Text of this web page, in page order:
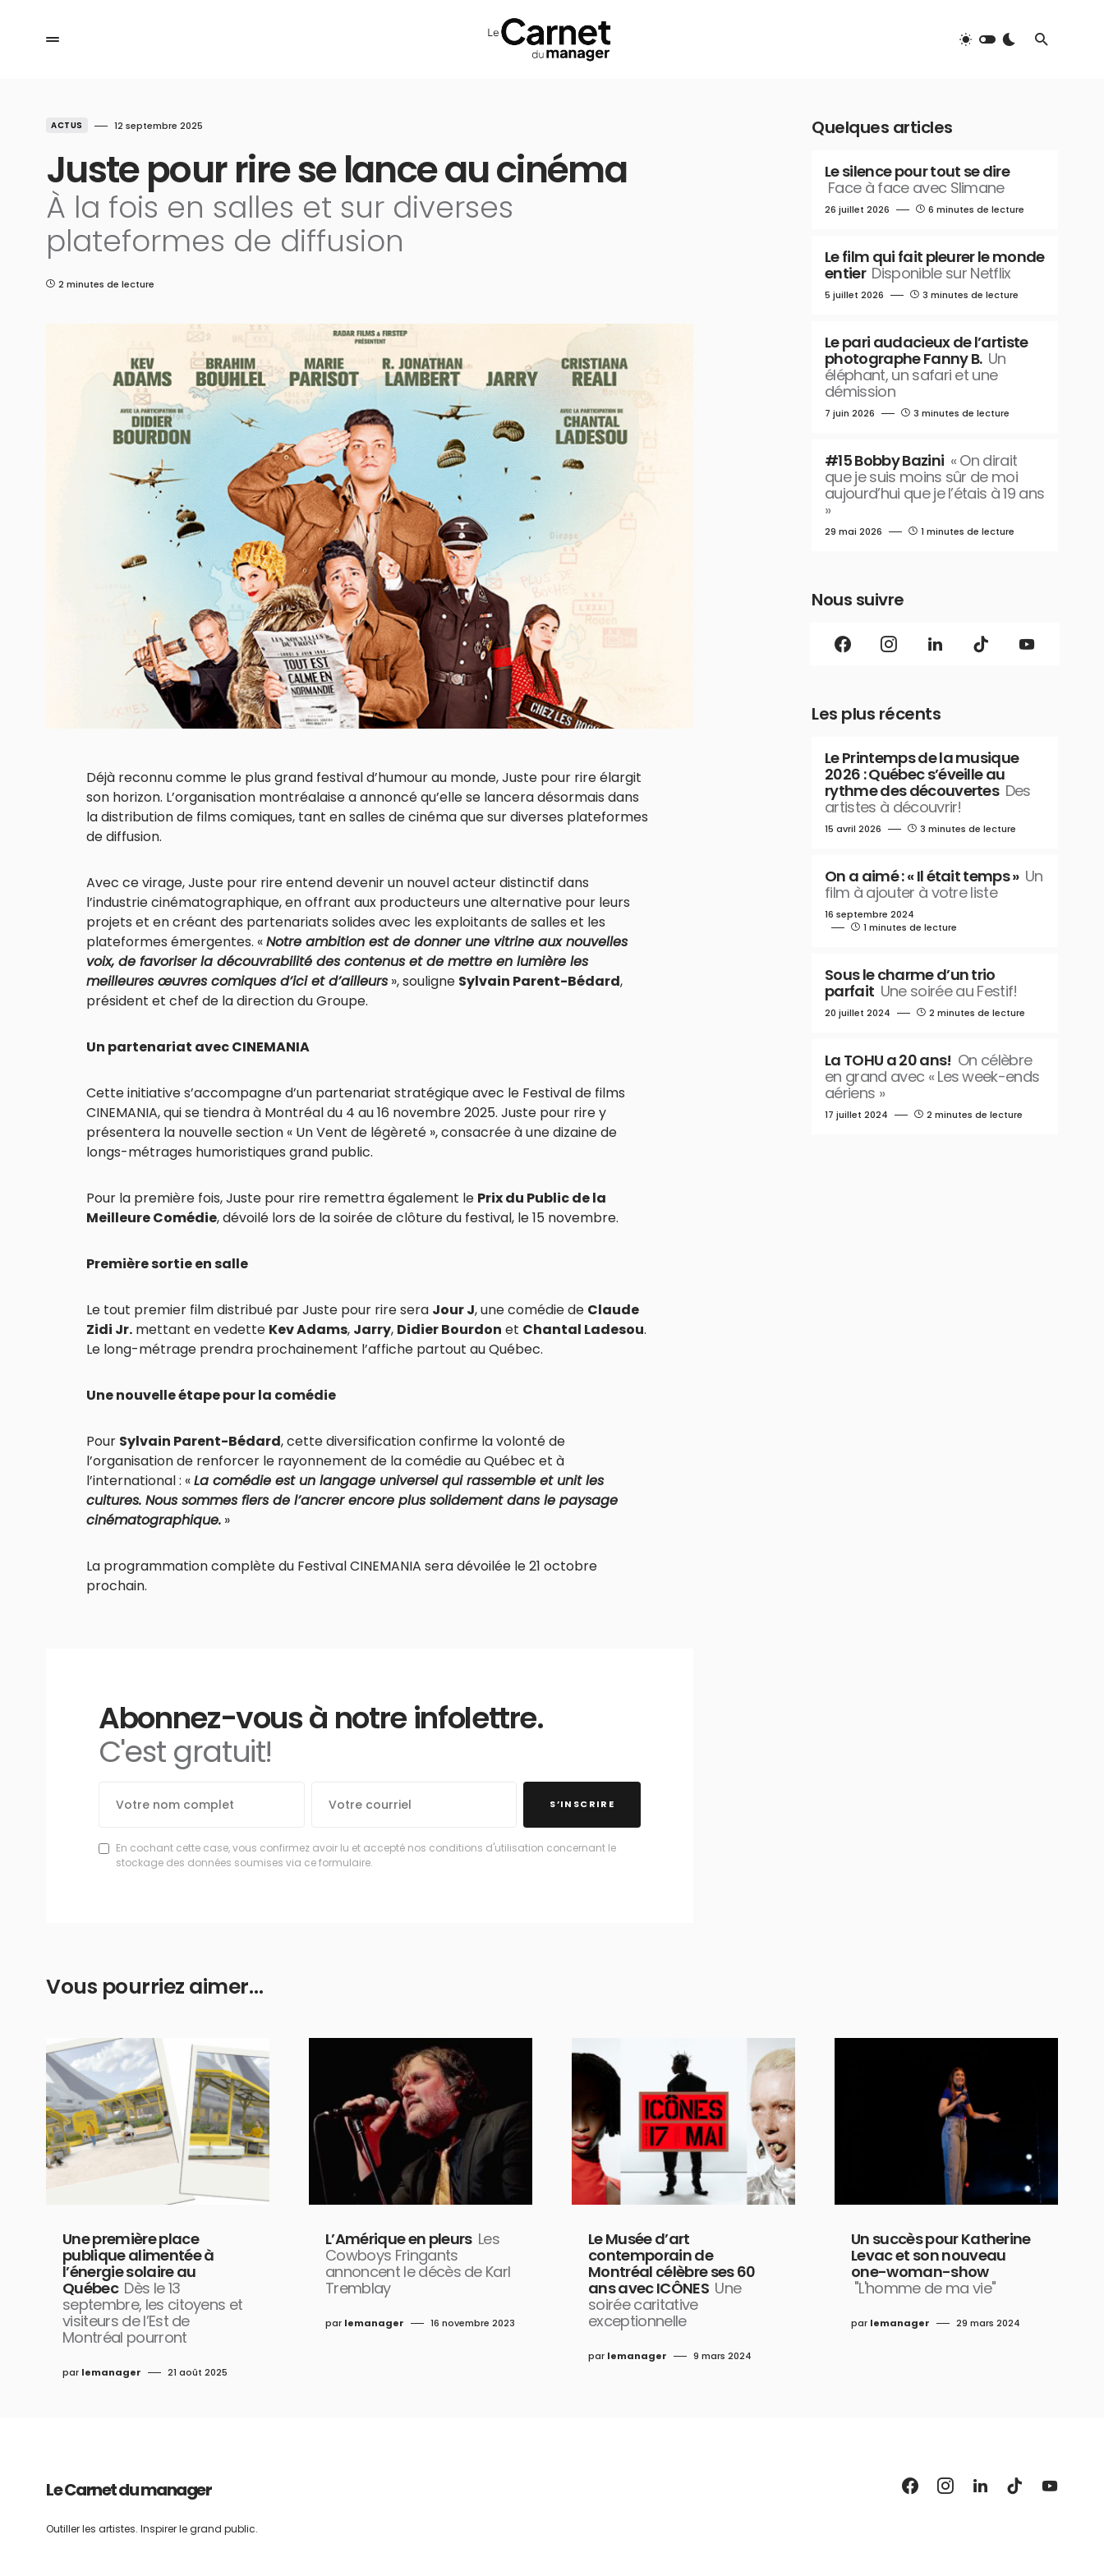
ACTUS 12 septembre 2025
Juste pour rire se lance au cinéma
À la fois en salles et sur diverses
plateformes de diffusion
2 minutes de lecture
Déjà reconnu comme le plus grand festival d’humour au monde, Juste pour rire élargit
son horizon. L’organisation montréalaise a annoncé qu’elle se lancera désormais dans
la distribution de films comiques, tant en salles de cinéma que sur diverses plateformes
de diffusion.
Avec ce virage, Juste pour rire entend devenir un nouvel acteur distinctif dans
l’industrie cinématographique, en offrant aux producteurs une alternative pour leurs
projets et en créant des partenariats solides avec les exploitants de salles et les
plateformes émergentes. «Notre ambition est de donner une vitrine aux nouvelles
voix, de favoriser la découvrabilité des contenus et de mettre en lumière les
meilleures œuvres comiques d’ici et d’ailleurs», souligne Sylvain Parent-Bédard,
président et chef de la direction du Groupe.
Un partenariat avec CINEMANIA
Cette initiative s’accompagne d’un partenariat stratégique avec le Festival de films
CINEMANIA, qui se tiendra à Montréal du 4 au 16 novembre 2025. Juste pour rire y
présentera la nouvelle section « Un Vent de légèreté », consacrée à une dizaine de
longs-métrages humoristiques grand public.
Pour la première fois, Juste pour rire remettra également le Prix du Public de la
Meilleure Comédie, dévoilé lors de la soirée de clôture du festival, le 15 novembre.
Première sortie en salle
Le tout premier film distribué par Juste pour rire sera Jour J, une comédie de Claude
Zidi Jr. mettant en vedette Kev Adams, Jarry, Didier Bourdon et Chantal Ladesou.
Le long-métrage prendra prochainement l’affiche partout au Québec.
Une nouvelle étape pour la comédie
Pour Sylvain Parent-Bédard, cette diversification confirme la volonté de
l’organisation de renforcer le rayonnement de la comédie au Québec et à
l’international : «La comédie est un langage universel qui rassemble et unit les
cultures. Nous sommes fiers de l’ancrer encore plus solidement dans le paysage
cinématographique. »
La programmation complète du Festival CINEMANIA sera dévoilée le 21 octobre
prochain.
Abonnez-vous à notre infolettre.
C'est gratuit!
S’INSCRIRE
En cochant cette case, vous confirmez avoir lu et accepté nos conditions d'utilisation concernant le
stockage des données soumises via ce formulaire.
Quelques articles
Le silence pour tout se dire
Face à face avec Slimane
26 juillet 2026 6 minutes de lecture
Le film qui fait pleurer le monde
entier Disponible sur Netflix
5 juillet 2026 3 minutes de lecture
Le pari audacieux de l’artiste
photographe Fanny B. Un
éléphant, un safari et une
démission
7 juin 2026 3 minutes de lecture
#15 Bobby Bazini « On dirait
que je suis moins sûr de moi
aujourd’hui que je l’étais à 19 ans
»
29 mai 2026 1 minutes de lecture
Nous suivre
Les plus récents
Le Printemps de la musique
2026 : Québec s’éveille au
rythme des découvertes Des
artistes à découvrir!
15 avril 2026 3 minutes de lecture
On a aimé : « Il était temps » Un
film à ajouter à votre liste
16 septembre 2024
1 minutes de lecture
Sous le charme d’un trio
parfait Une soirée au Festif!
20 juillet 2024 2 minutes de lecture
La TOHU a 20 ans! On célèbre
en grand avec « Les week-ends
aériens »
17 juillet 2024 2 minutes de lecture
Vous pourriez aimer…
Une première place
publique alimentée à
l’énergie solaire au
Québec Dès le 13
septembre, les citoyens et
visiteurs de l’Est de
Montréal pourront
par lemanager 21 août 2025
L’Amérique en pleurs Les
Cowboys Fringants
annoncent le décès de Karl
Tremblay
par lemanager 16 novembre 2023
Le Musée d’art
contemporain de
Montréal célèbre ses 60
ans avec ICÔNES Une
soirée caritative
exceptionnelle
par lemanager 9 mars 2024
Un succès pour Katherine
Levac et son nouveau
one-woman-show
"L'homme de ma vie"
par lemanager 29 mars 2024
Le Carnet du manager
Outiller les artistes. Inspirer le grand public.